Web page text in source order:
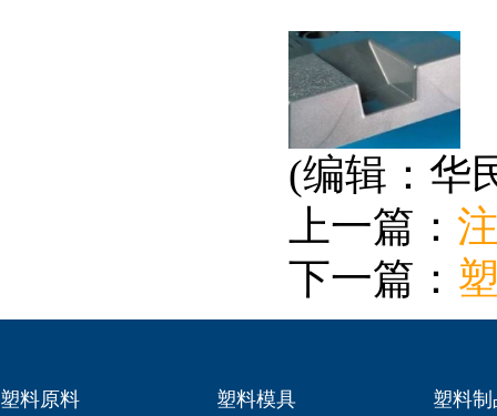
(编辑：华
上一篇：
下一篇：
塑料原料 塑料模具 塑料制